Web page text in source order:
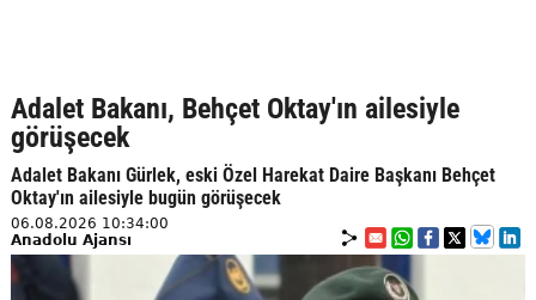
Adalet Bakanı, Behçet Oktay'ın ailesiyle
görüşecek
Adalet Bakanı Gürlek, eski Özel Harekat Daire Başkanı Behçet
Oktay'ın ailesiyle bugün görüşecek
06.08.2026 10:34:00
Anadolu Ajansı